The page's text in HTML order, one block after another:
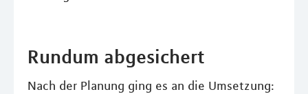
Rundum abgesichert
Nach der Planung ging es an die Umsetzung: